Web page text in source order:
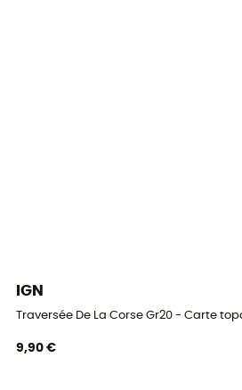
IGN
Traversée De La Corse Gr20 - Carte
9,90 €